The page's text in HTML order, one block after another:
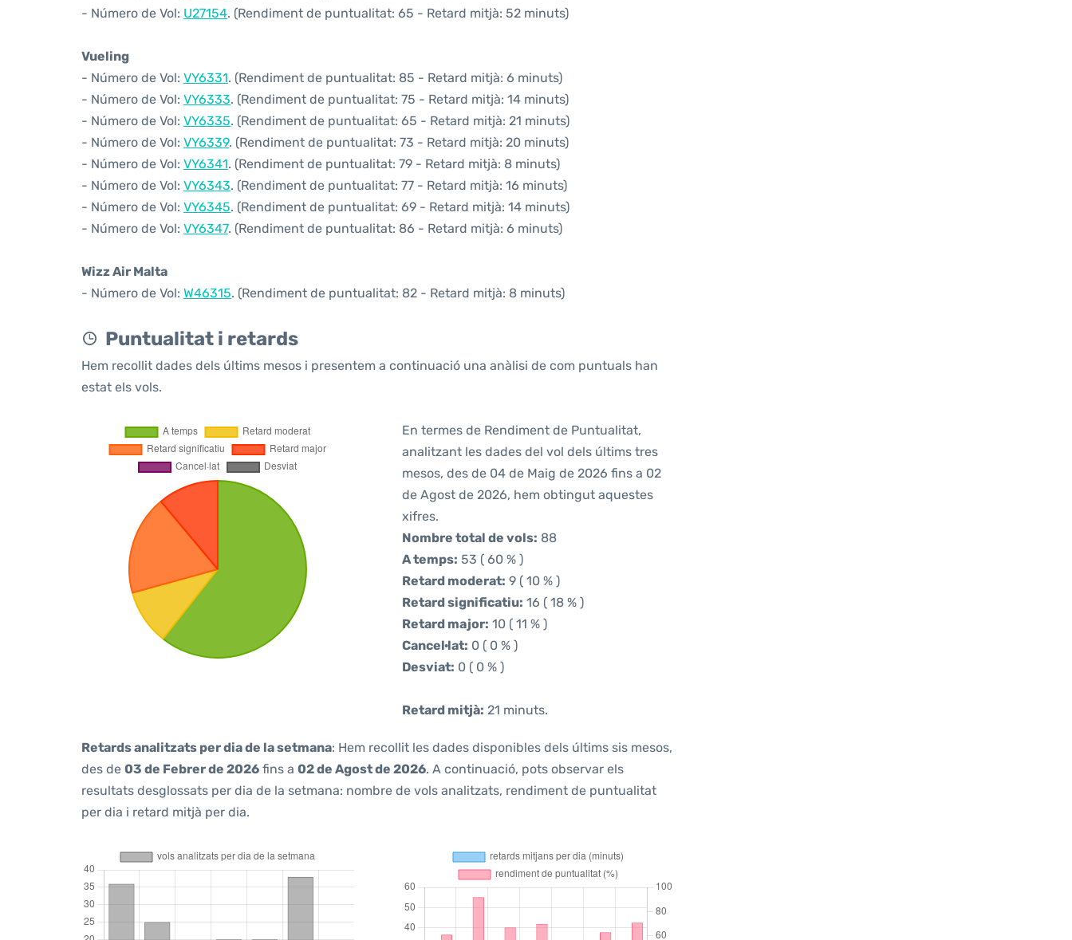
- Número de Vol: U27154. (Rendiment de puntualitat: 65 - Retard mitjà: 52 minuts)
Vueling
- Número de Vol: VY6331. (Rendiment de puntualitat: 85 - Retard mitjà: 6 minuts)
- Número de Vol: VY6333. (Rendiment de puntualitat: 75 - Retard mitjà: 14 minuts)
- Número de Vol: VY6335. (Rendiment de puntualitat: 65 - Retard mitjà: 21 minuts)
- Número de Vol: VY6339. (Rendiment de puntualitat: 73 - Retard mitjà: 20 minuts)
- Número de Vol: VY6341. (Rendiment de puntualitat: 79 - Retard mitjà: 8 minuts)
- Número de Vol: VY6343. (Rendiment de puntualitat: 77 - Retard mitjà: 16 minuts)
- Número de Vol: VY6345. (Rendiment de puntualitat: 69 - Retard mitjà: 14 minuts)
- Número de Vol: VY6347. (Rendiment de puntualitat: 86 - Retard mitjà: 6 minuts)
Wizz Air Malta
- Número de Vol: W46315. (Rendiment de puntualitat: 82 - Retard mitjà: 8 minuts)
Puntualitat i retards
Hem recollit dades dels últims mesos i presentem a continuació una anàlisi de com puntuals han
estat els vols.
En termes de Rendiment de Puntualitat,
analitzant les dades del vol dels últims tres
mesos, des de 04 de Maig de 2026 fins a 02
de Agost de 2026, hem obtingut aquestes
xifres.
Nombre total de vols: 88
A temps: 53 ( 60 % )
Retard moderat: 9 ( 10 % )
Retard significatiu: 16 ( 18 % )
Retard major: 10 ( 11 % )
Cancel·lat: 0 ( 0 % )
Desviat: 0 ( 0 % )
Retard mitjà: 21 minuts.
Retards analitzats per dia de la setmana: Hem recollit les dades disponibles dels últims sis mesos,
des de 03 de Febrer de 2026 fins a 02 de Agost de 2026. A continuació, pots observar els
resultats desglossats per dia de la setmana: nombre de vols analitzats, rendiment de puntualitat
per dia i retard mitjà per dia.